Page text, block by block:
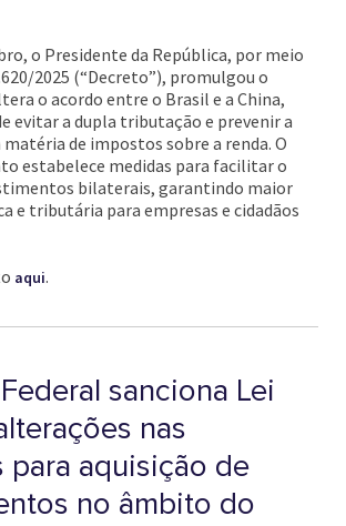
o Presidente da República, por meio
2025 (“Decreto”), promulgou o
o acordo entre o Brasil e a China,
evitar a dupla tributação e prevenir a
de impostos sobre a renda. O
estabelece medidas para facilitar o
bilaterais, garantindo maior
e tributária para empresas e cidadãos
aqui.
sanciona Lei
nas
para aquisição de
no âmbito do